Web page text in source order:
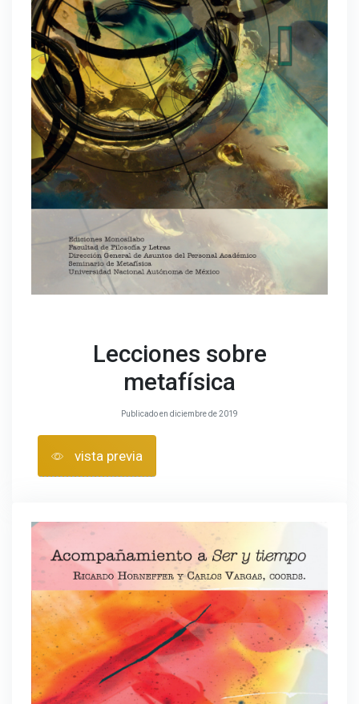
Lecciones sobre
metafísica
Publicado en diciembre de 2019
vista previa